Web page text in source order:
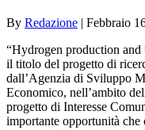
By Redazione | Febbraio
“Hydrogen production and
il titolo del progetto di
dall’Agenzia di Sviluppo
Economico, nell’ambito
progetto di Interesse
importante opportunità